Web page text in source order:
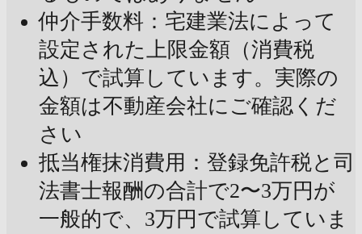
仲介手数料：宅建業法によって
設定された上限金額（消費税
込）で試算しています。実際の
金額は不動産会社にご確認くだ
さい
抵当権抹消費用：登録免許税と司
法書士報酬の合計で2〜3万円が
一般的で、3万円で試算していま